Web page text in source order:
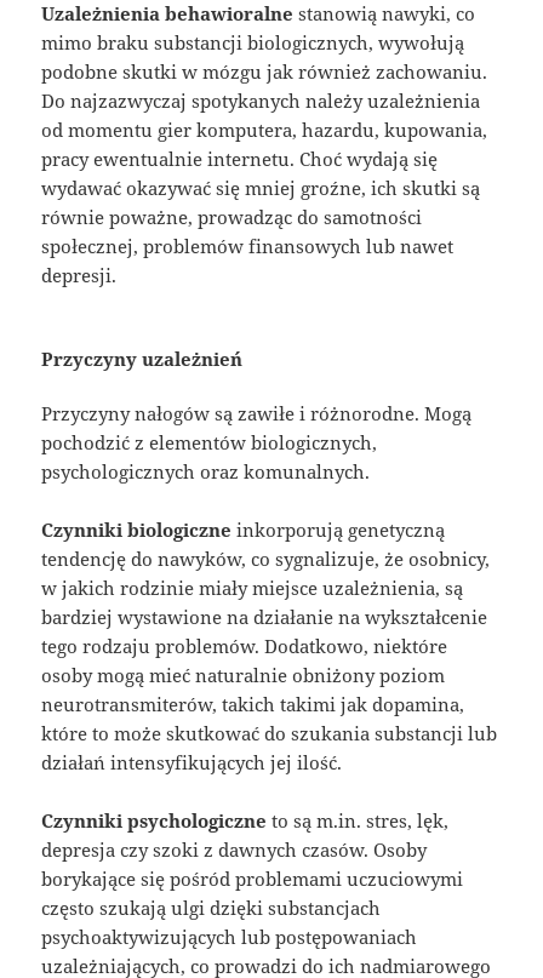
Uzależnienia behawioralne stanowią nawyki, co
mimo braku substancji biologicznych, wywołują
podobne skutki w mózgu jak również zachowaniu.
Do najzazwyczaj spotykanych należy uzależnienia
od momentu gier komputera, hazardu, kupowania,
pracy ewentualnie internetu. Choć wydają się
wydawać okazywać się mniej groźne, ich skutki są
równie poważne, prowadząc do samotności
społecznej, problemów finansowych lub nawet
depresji.
Przyczyny uzależnień
Przyczyny nałogów są zawiłe i różnorodne. Mogą
pochodzić z elementów biologicznych,
psychologicznych oraz komunalnych.
Czynniki biologiczne inkorporują genetyczną
tendencję do nawyków, co sygnalizuje, że osobnicy,
w jakich rodzinie miały miejsce uzależnienia, są
bardziej wystawione na działanie na wykształcenie
tego rodzaju problemów. Dodatkowo, niektóre
osoby mogą mieć naturalnie obniżony poziom
neurotransmiterów, takich takimi jak dopamina,
które to może skutkować do szukania substancji lub
działań intensyfikujących jej ilość.
Czynniki psychologiczne to są m.in. stres, lęk,
depresja czy szoki z dawnych czasów. Osoby
borykające się pośród problemami uczuciowymi
często szukają ulgi dzięki substancjach
psychoaktywizujących lub postępowaniach
uzależniających, co prowadzi do ich nadmiarowego